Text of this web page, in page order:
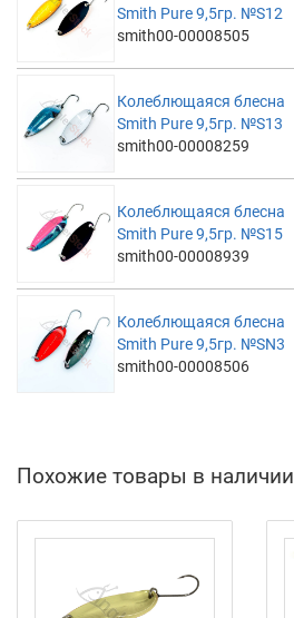
Smith Pure 9,5гр. №S12
smith00-00008505
Колеблющаяся блесна
Smith Pure 9,5гр. №S13
smith00-00008259
Колеблющаяся блесна
Smith Pure 9,5гр. №S15
smith00-00008939
Колеблющаяся блесна
Smith Pure 9,5гр. №SN3
smith00-00008506
Похожие товары в наличии